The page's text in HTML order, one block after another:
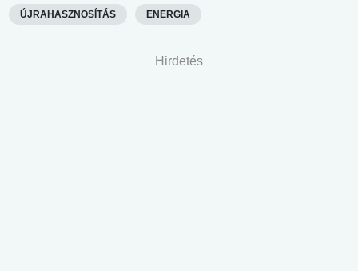
ÚJRAHASZNOSÍTÁS ENERGIA
Hirdetés